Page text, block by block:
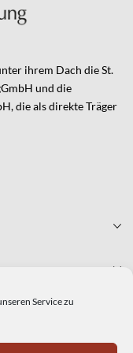
Service zu
ihrem Dach die St.
und die
die als direkte Träger
DER ST.